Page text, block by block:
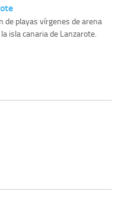
de playas vírgenes de arena
isla canaria de Lanzarote.